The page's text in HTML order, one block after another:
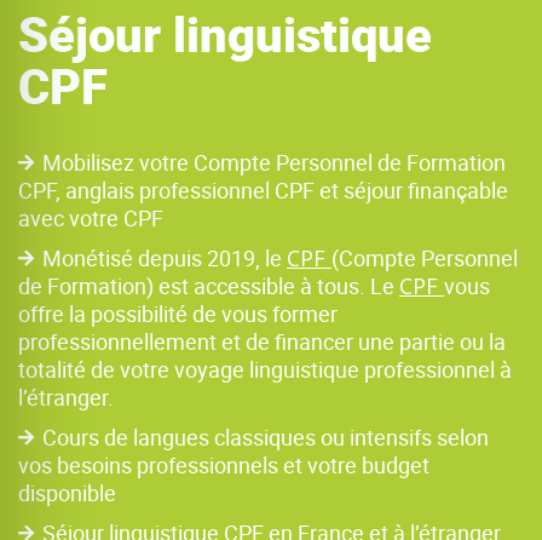
Séjour linguistique
CPF
Mobilisez votre Compte Personnel de Formation
CPF, anglais professionnel CPF et séjour finançable
avec votre CPF
Monétisé depuis 2019, le CPF (Compte Personnel
de Formation) est accessible à tous. Le CPF vous
offre la possibilité de vous former
professionnellement et de financer une partie ou la
totalité de votre voyage linguistique professionnel à
l’étranger.
Cours de langues classiques ou intensifs selon
vos besoins professionnels et votre budget
disponible
Séjour linguistique CPF en France et à l’étranger